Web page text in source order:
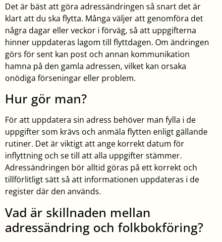
Det är bäst att göra adressändringen så snart det är
klart att du ska flytta. Många väljer att genomföra det
några dagar eller veckor i förväg, så att uppgifterna
hinner uppdateras lagom till flyttdagen. Om ändringen
görs för sent kan post och annan kommunikation
hamna på den gamla adressen, vilket kan orsaka
onödiga förseningar eller problem.
Hur gör man?
För att uppdatera sin adress behöver man fylla i de
uppgifter som krävs och anmäla flytten enligt gällande
rutiner. Det är viktigt att ange korrekt datum för
inflyttning och se till att alla uppgifter stämmer.
Adressändringen bör alltid göras på ett korrekt och
tillförlitligt sätt så att informationen uppdateras i de
register där den används.
Vad är skillnaden mellan
adressändring och folkbokföring?